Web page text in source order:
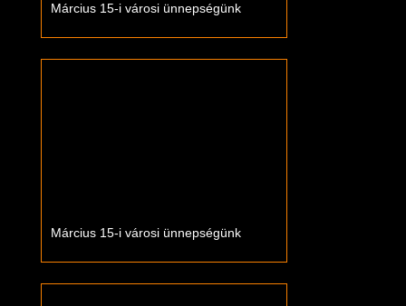
Március 15-i városi ünnepségünk
Március 15-i városi ünnepségünk